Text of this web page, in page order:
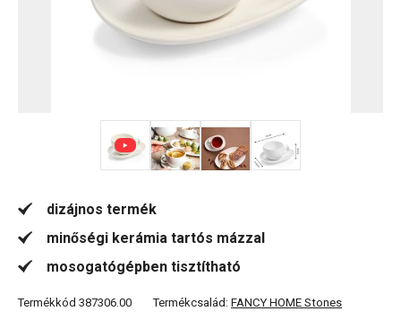
dizájnos termék
minőségi kerámia tartós mázzal
mosogatógépben tisztítható
Termékkód 387306.00 Termékcsalád: FANCY HOME Stones